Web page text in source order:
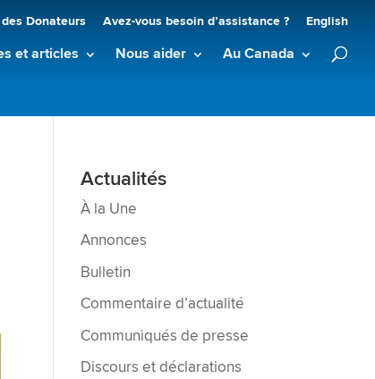
Donateurs Avez-vous besoin d’assistance ? English
et articles Nous aider Au Canada
Actualités
À la Une
Annonces
Bulletin
Commentaire d’actualité
Communiqués de presse
Discours et déclarations